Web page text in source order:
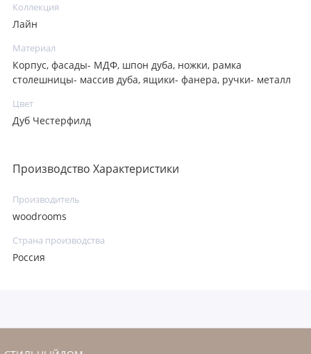
Коллекция
Лайн
Материал
Корпус, фасады- МДФ, шпон дуба, ножки, рамка
столешницы- массив дуба, ящики- фанера, ручки- металл
Цвет
Дуб Честерфилд
Производство Характеристики
Производитель
woodrooms
Страна производства
Россия